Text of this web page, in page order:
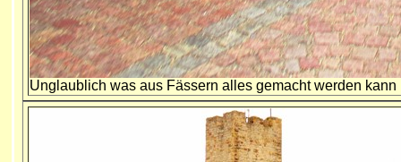
Unglaublich was aus Fässern alles gemacht werden kann